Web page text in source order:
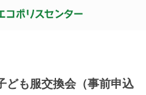
ども服交換会（事前申込